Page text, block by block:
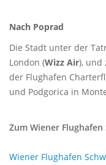
Nach Poprad
Die Stadt unter der
London (Wizz Air), und
der Flughafen
und Podgorica in
Zum Wiener
Wiener Flughafen